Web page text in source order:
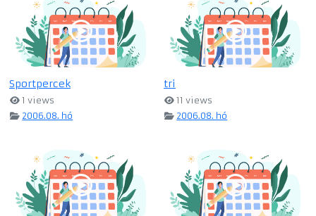
Sportpercek
1 views
2006.08. hó
tri
11 views
2006.08. hó